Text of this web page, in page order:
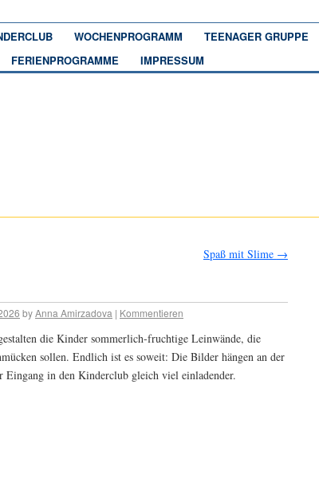
WOCHENPROGRAMM TEENAGER GRUPPE
FERIENPROGRAMME IMPRESSUM
Spaß mit Slime →
byAnna Amirzadova | Kommentieren
die Kinder sommerlich-fruchtige Leinwände, die
sollen. Endlich ist es soweit: Die Bilder hängen an der
in den Kinderclub gleich viel einladender.